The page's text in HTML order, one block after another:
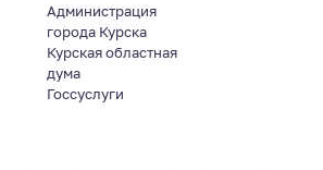
Администрация
города Курска
Курская областная
дума
Госсуслуги